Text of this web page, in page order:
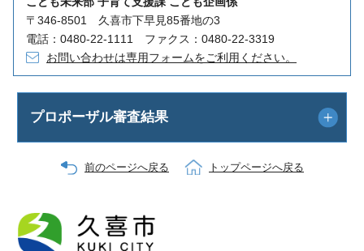
〒346-8501 久喜市下早見85番地の3
電話：0480-22-1111 ファクス：0480-22-3319
お問い合わせは専用フォームをご利用ください。
プロポーザル審査結果
前のページへ戻る トップページへ戻る